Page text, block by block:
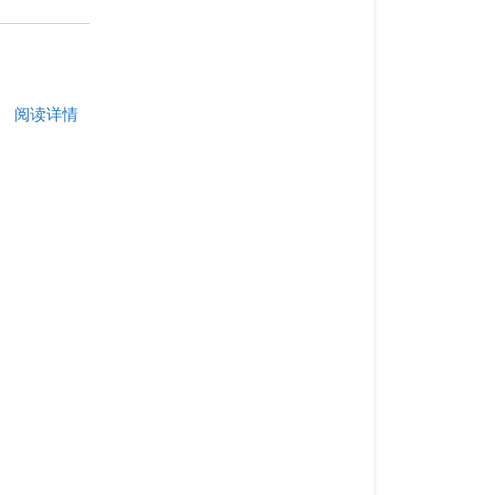
阅读详情